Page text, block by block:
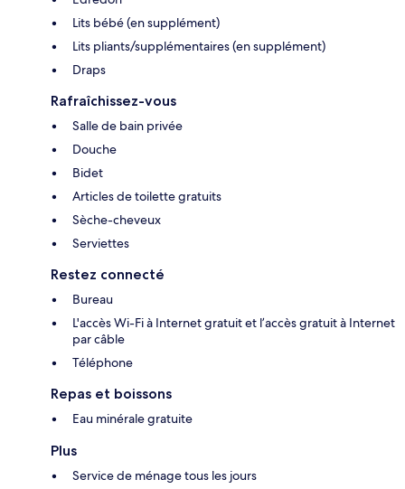
Lits bébé (en supplément)
Lits pliants/supplémentaires (en supplément)
Draps
Rafraîchissez-vous
Salle de bain privée
Douche
Bidet
Articles de toilette gratuits
Sèche-cheveux
Serviettes
Restez connecté
Bureau
L'accès Wi-Fi à Internet gratuit et l’accès gratuit à Internet
par câble
Téléphone
Repas et boissons
Eau minérale gratuite
Plus
Service de ménage tous les jours